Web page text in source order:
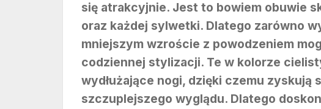
się atrakcyjnie. Jest to bowiem obuwie
oraz każdej sylwetki. Dlatego zarówno
mniejszym wzroście z powodzeniem
codziennej stylizacji. Te w kolorze
wydłużające nogi, dzięki czemu zyskują
szczuplejszego wyglądu. Dlatego